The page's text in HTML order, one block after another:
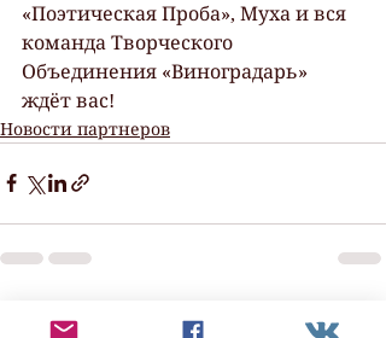
«Поэтическая Проба», Муха и вся
команда Творческого
Объединения «Виноградарь»
ждёт вас!
Новости партнеров
Недавние посты Смотреть все